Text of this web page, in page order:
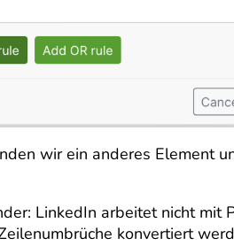
wir ein anderes Element
LinkedIn arbeitet nicht mit
konvertiert